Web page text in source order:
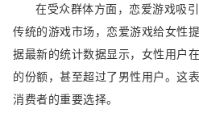
在受众群体方面，恋爱游戏吸
传统的游戏市场，恋爱游戏给女性
据最新的统计数据显示，女性用户
的份额，甚至超过了男性用户。这
消费者的重要选择。